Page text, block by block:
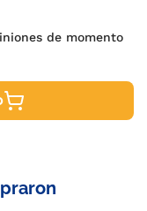
de momento